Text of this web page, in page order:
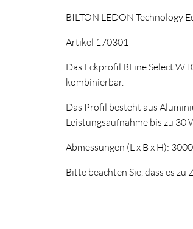
BILTON LEDON Technology
Artikel 170301
Das Eckprofil BLine Select
kombinierbar.
Das Profil besteht aus
Leistungsaufnahme bis zu 30
Abmessungen (L x B x H):
Bitte beachten Sie, dass es